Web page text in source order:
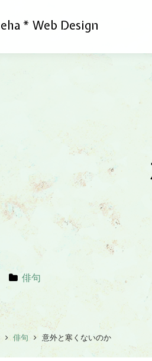
* Web Design
俳句
俳句 意外と寒くないのか